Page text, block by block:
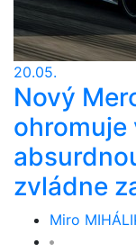
20.05.
Nový
ohromuje
zvládne
Miro